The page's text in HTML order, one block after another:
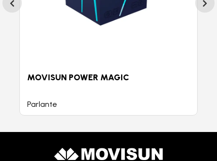
MOVISUN POWER MAGIC
Parlante